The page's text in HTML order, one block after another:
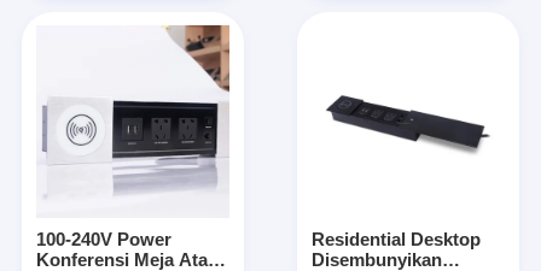
100-240V Power
Konferensi Meja Atas
Residential Desktop
Disembunyikan